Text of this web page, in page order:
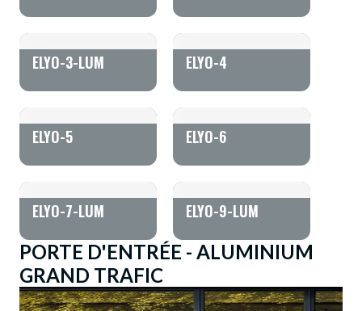
ELYO-3-LUM ELYO-4
ELYO-5 ELYO-6
ELYO-7-LUM ELYO-9-LUM
PORTE D'ENTRÉE - ALUMINIUM
GRAND TRAFIC